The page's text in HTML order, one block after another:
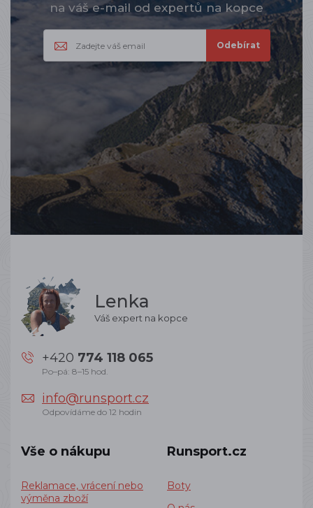
na váš e-mail od expertů na kopce
Lenka
Váš expert na kopce
+420 774 118 065
Po–pá: 8–15 hod.
info@runsport.cz
Odpovídáme do 12 hodin
Vše o nákupu
Reklamace, vrácení nebo
výměna zboží
Runsport.cz
Boty